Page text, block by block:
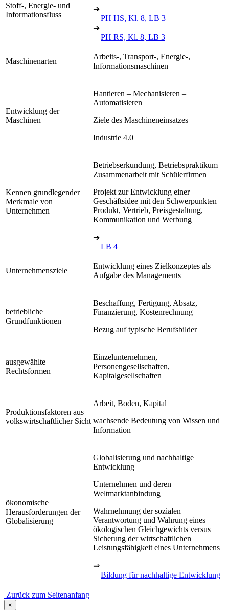
Stoff-, Energie- und
Informationsfluss
➔
PH HS, Kl. 8, LB 3
➔
PH RS, Kl. 8, LB 3
Maschinenarten
Arbeits-, Transport-, Energie-,
Informationsmaschinen
Entwicklung der
Maschinen
Hantieren – Mechanisieren –
Automatisieren
Ziele des Maschineneinsatzes
Industrie 4.0
Kennen grundlegender
Merkmale von
Unternehmen
Betriebserkundung, Betriebspraktikum
Zusammenarbeit mit Schülerfirmen
Projekt zur Entwicklung einer
Geschäftsidee mit den Schwerpunkten
Produkt, Vertrieb, Preisgestaltung,
Kommunikation und Werbung
➔
LB 4
Unternehmensziele
Entwicklung eines Zielkonzeptes als
Aufgabe des Managements
betriebliche
Grundfunktionen
Beschaffung, Fertigung, Absatz,
Finanzierung, Kostenrechnung
Bezug auf typische Berufsbilder
ausgewählte
Rechtsformen
Einzelunternehmen,
Personengesellschaften,
Kapitalgesellschaften
Produktionsfaktoren aus
volkswirtschaftlicher Sicht
Arbeit, Boden, Kapital
wachsende Bedeutung von Wissen und
Information
ökonomische
Herausforderungen der
Globalisierung
Globalisierung und nachhaltige
Entwicklung
Unternehmen und deren
Weltmarktanbindung
Wahrnehmung der sozialen
Verantwortung und Wahrung eines
ökologischen Gleichgewichts versus
Sicherung der wirtschaftlichen
Leistungsfähigkeit eines Unternehmens
⇒
Bildung für nachhaltige Entwicklung
Zurück zum Seitenanfang
×